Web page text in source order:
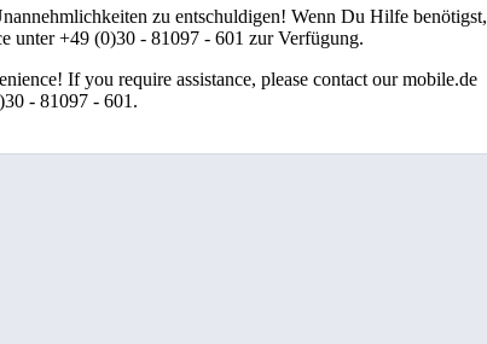
zu entschuldigen! Wenn Du Hilfe benötigst,
unter +49 (0)30 - 81097 - 601 zur Verfügung.
If you require assistance, please contact our mobile.de
- 81097 - 601.